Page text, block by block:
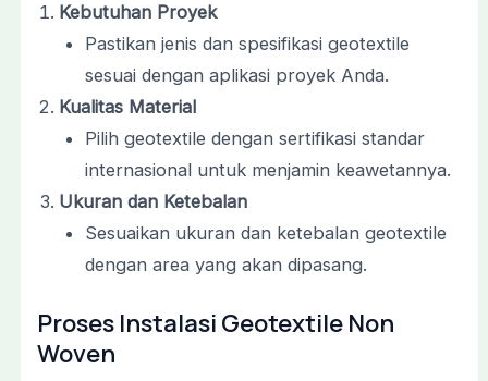
Kebutuhan Proyek
Pastikan jenis dan spesifikasi geotextile
sesuai dengan aplikasi proyek Anda.
Kualitas Material
Pilih geotextile dengan sertifikasi standar
internasional untuk menjamin keawetannya.
Ukuran dan Ketebalan
Sesuaikan ukuran dan ketebalan geotextile
dengan area yang akan dipasang.
Proses Instalasi Geotextile Non
Woven